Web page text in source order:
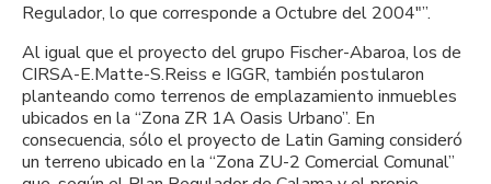
Regulador, lo que corresponde a Octubre del 2004″”.
Al igual que el proyecto del grupo Fischer-Abaroa, los de
CIRSA-E.Matte-S.Reiss e IGGR, también postularon
planteando como terrenos de emplazamiento inmuebles
ubicados en la “Zona ZR 1A Oasis Urbano”. En
consecuencia, sólo el proyecto de Latin Gaming consideró
un terreno ubicado en la “Zona ZU-2 Comercial Comunal”